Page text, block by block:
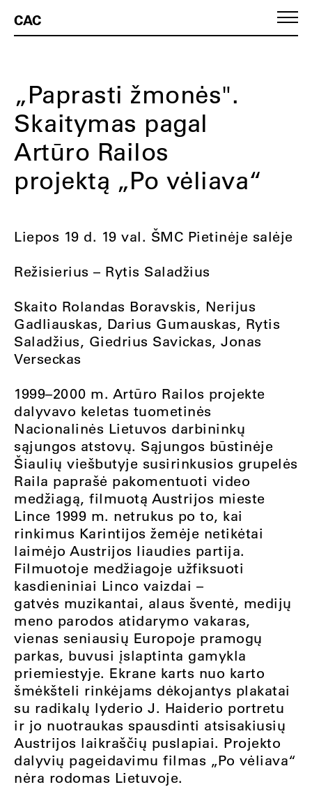
CAC
„Paprasti žmonės".
Skaitymas pagal
Artūro Railos
projektą „Po vėliava“
Liepos 19 d. 19 val. ŠMC Pietinėje salėje
Režisierius – Rytis Saladžius
Skaito Rolandas Boravskis, Nerijus
Gadliauskas, Darius Gumauskas, Rytis
Saladžius, Giedrius Savickas, Jonas
Verseckas
1999–2000 m. Artūro Railos projekte
dalyvavo keletas tuometinės
Nacionalinės Lietuvos darbininkų
sąjungos atstovų. Sąjungos būstinėje
Šiaulių viešbutyje susirinkusios grupelės
Raila paprašė pakomentuoti video
medžiagą, filmuotą Austrijos mieste
Lince 1999 m. netrukus po to, kai
rinkimus Karintijos žemėje netikėtai
laimėjo Austrijos liaudies partija.
Filmuotoje medžiagoje užfiksuoti
kasdieniniai Linco vaizdai –
gatvės muzikantai, alaus šventė, medijų
meno parodos atidarymo vakaras,
vienas seniausių Europoje pramogų
parkas, buvusi įslaptinta gamykla
priemiestyje. Ekrane karts nuo karto
šmėkšteli rinkėjams dėkojantys plakatai
su radikalų lyderio J. Haiderio portretu
ir jo nuotraukas spausdinti atsisakiusių
Austrijos laikraščių puslapiai. Projekto
dalyvių pageidavimu filmas „Po vėliava“
nėra rodomas Lietuvoje.